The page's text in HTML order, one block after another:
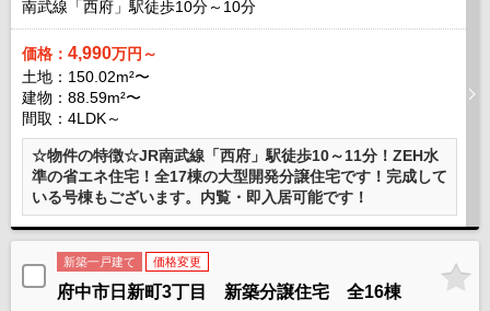
南武線「西府」駅徒歩10分～ 10分
価格： 4,990万円～
土地：150.02m²〜
建物：88.59m²〜
間取：4LDK～
☆物件の特徴☆JR南武線「西府」駅徒歩10～11分！ZEH水
準の省エネ住宅！全17棟の大型開発分譲住宅です！完成して
いる号棟もございます。内覧・即入居可能です！
新築一戸建て 価格変更
府中市日新町3丁目 新築分譲住宅 全16棟